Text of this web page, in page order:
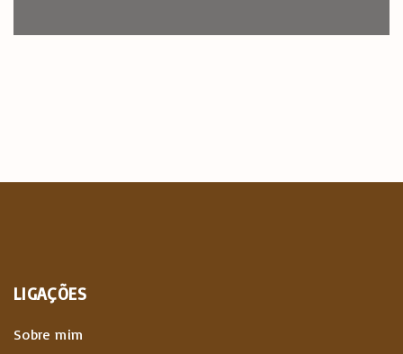
LIGAÇÕES
Sobre mim